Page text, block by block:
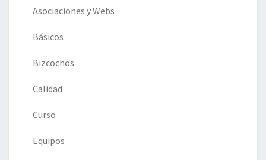
Asociaciones y Webs
Básicos
Bizcochos
Calidad
Curso
Equipos